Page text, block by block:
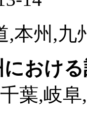
,本州,九
におけ
葉,岐阜